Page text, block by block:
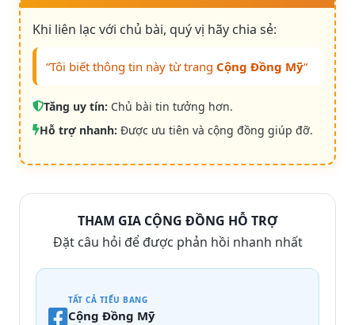
Khi liên lạc với chủ bài, quý vị hãy chia sẻ:
“Tôi biết thông tin này từ trang Cộng Đồng Mỹ“
Tăng uy tín: Chủ bài tin tưởng hơn.
Hỗ trợ nhanh: Được ưu tiên và cộng đồng giúp đỡ.
THAM GIA CỘNG ĐỒNG HỖ TRỢ
Đặt câu hỏi để được phản hồi nhanh nhất
TẤT CẢ TIỂU BANG
Cộng Đồng Mỹ